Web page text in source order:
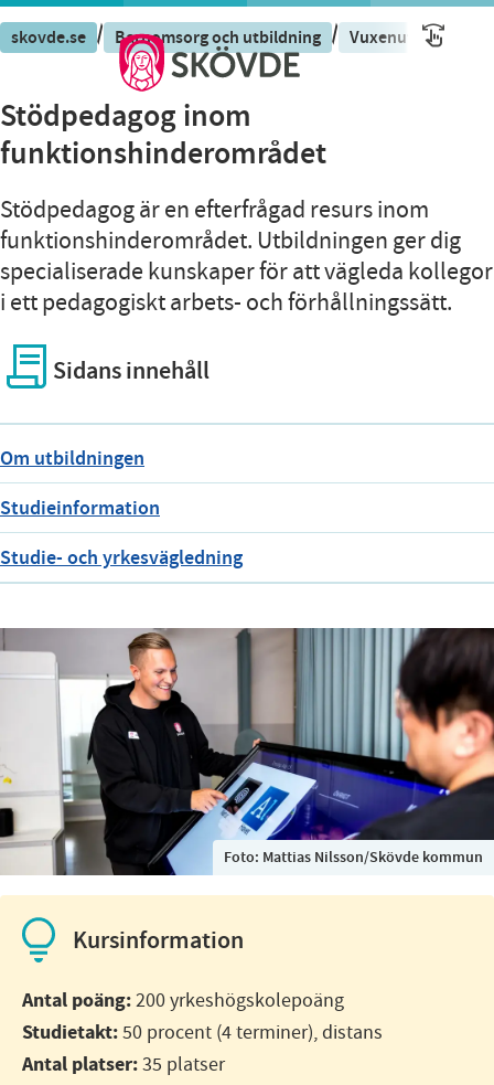
skovde.se / Barnomsorg och utbildning / Vuxenutbildning
Stödpedagog inom
funktionshinderområdet
Stödpedagog är en efterfrågad resurs inom
funktionshinderområdet. Utbildningen ger dig
specialiserade kunskaper för att vägleda kollegor
i ett pedagogiskt arbets- och förhållningssätt.
Sidans innehåll
Om utbildningen
Studieinformation
Studie- och yrkesvägledning
Foto: Mattias Nilsson/Skövde kommun
Kursinformation
Antal poäng:200 yrkeshögskolepoäng
Studietakt:50 procent (4 terminer), distans
Antal platser:35 platser